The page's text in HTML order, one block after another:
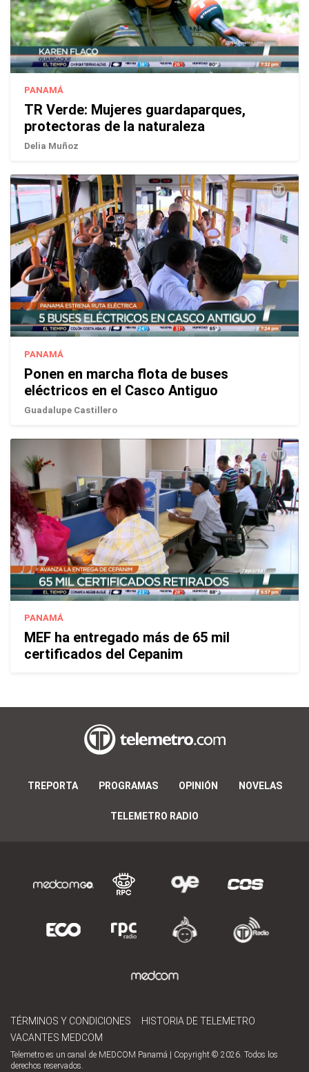
PANAMÁ
TR Verde: Mujeres guardaparques,
protectoras de la naturaleza
Delia Muñoz
PANAMÁ
Ponen en marcha flota de buses
eléctricos en el Casco Antiguo
Guadalupe Castillero
PANAMÁ
MEF ha entregado más de 65 mil
certificados del Cepanim
TREPORTA PROGRAMAS OPINIÓN NOVELAS
TELEMETRO RADIO
TÉRMINOS Y CONDICIONES
HISTORIA DE TELEMETRO
VACANTES MEDCOM
Telemetro es un canal de MEDCOM Panamá | Copyright © 2026. Todos los
derechos reservados.